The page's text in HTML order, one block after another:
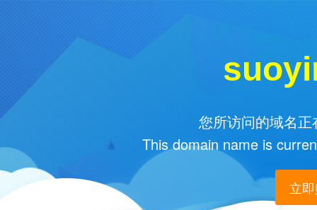
您所访问的域名
This domain name is
立